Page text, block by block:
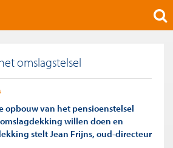
omslagstelsel
opbouw van het pensioenstelsel
willen doen en
stelt Jean Frijns, oud-directeur